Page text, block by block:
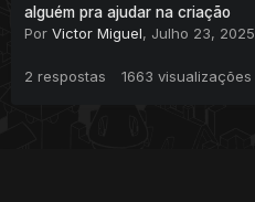
alguém pra ajudar na criação
Por Victor Miguel, Julho 23, 2025
2 respostas 1663 visualizações